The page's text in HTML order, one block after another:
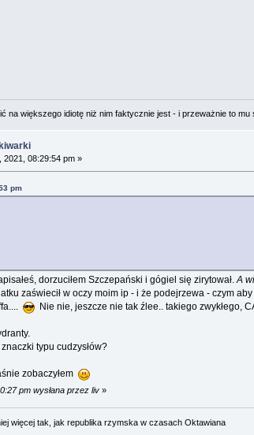
na większego idiotę niż nim faktycznie jest - i przeważnie to mu
2021, 08:29:54 pm »
pm
dorzuciłem Szczepański i gógiel się zirytował.A
zaświecił w oczy moim ip - i że podejrzewa - czym
Nie nie, jeszcze nie tak źlee.. takiego zwykłego,
typu cudzysłów?
zobaczyłem
pm wysłana przez liv»
więcej tak, jak republika rzymska w czasach Oktawiana